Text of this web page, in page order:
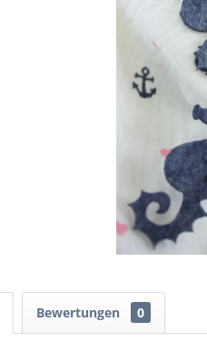
Bewertungen 0